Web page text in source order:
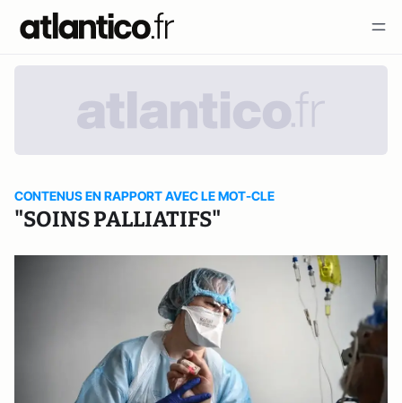
CONTENUS EN RAPPORT AVEC LE MOT-CLE
"SOINS PALLIATIFS"